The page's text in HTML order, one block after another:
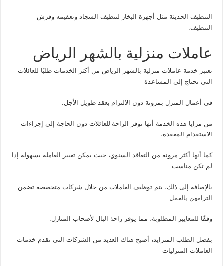
التنظيف الحديثة مثل أجهزة البخار لتنظيف السجاد وتعقيمه وفرش
التنظيف.
عاملات منزلية بالشهر الرياض
تعتبر خدمة عاملات منزلية بالشهر الرياض من أكثر الخدمات طلبًا للعائلات
التي تحتاج إلى المساعدة
في أعمال المنزل بمرونة دون الالتزام بعقد طويل الأجل.
من مزايا هذه الخدمة أنها توفر الراحة للعائلات دون الحاجة إلى إجراءات
الاستقدام المعقدة،
كما أنها أكثر مرونة من التعاقد السنوي، حيث يمكن تغيير العاملة بسهولة إذا
لم تكن مناسب
بالإضافة إلى ذلك، يتم توظيف العاملات من خلال شركات متخصصة تضمن
التزامهن بالعمل
وفقًا للمعايير المطلوبة، مما يوفر راحة البال لأصحاب المنازل.
بفضل الطلب المتزايد، أصبح هناك العديد من الشركات التي تقدم خدمات
العاملات المنزليات